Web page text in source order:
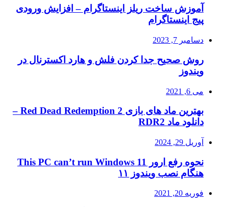
آموزش ساخت ریلز اینستاگرام – افزایش ورودی
پیج اینستاگرام
دسامبر 7, 2023
روش صحیح جدا کردن فلش و هارد اکسترنال در
ویندوز
می 6, 2021
بهترین ماد های بازی Red Dead Redemption 2 –
دانلود ماد RDR2
آوریل 29, 2024
نحوه رفع ارور This PC can’t run Windows 11
هنگام نصب ویندوز ۱۱
فوریه 20, 2021